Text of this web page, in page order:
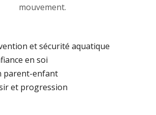
mouvement.
et sécurité aquatique
en soi
parent-enfant
et progression